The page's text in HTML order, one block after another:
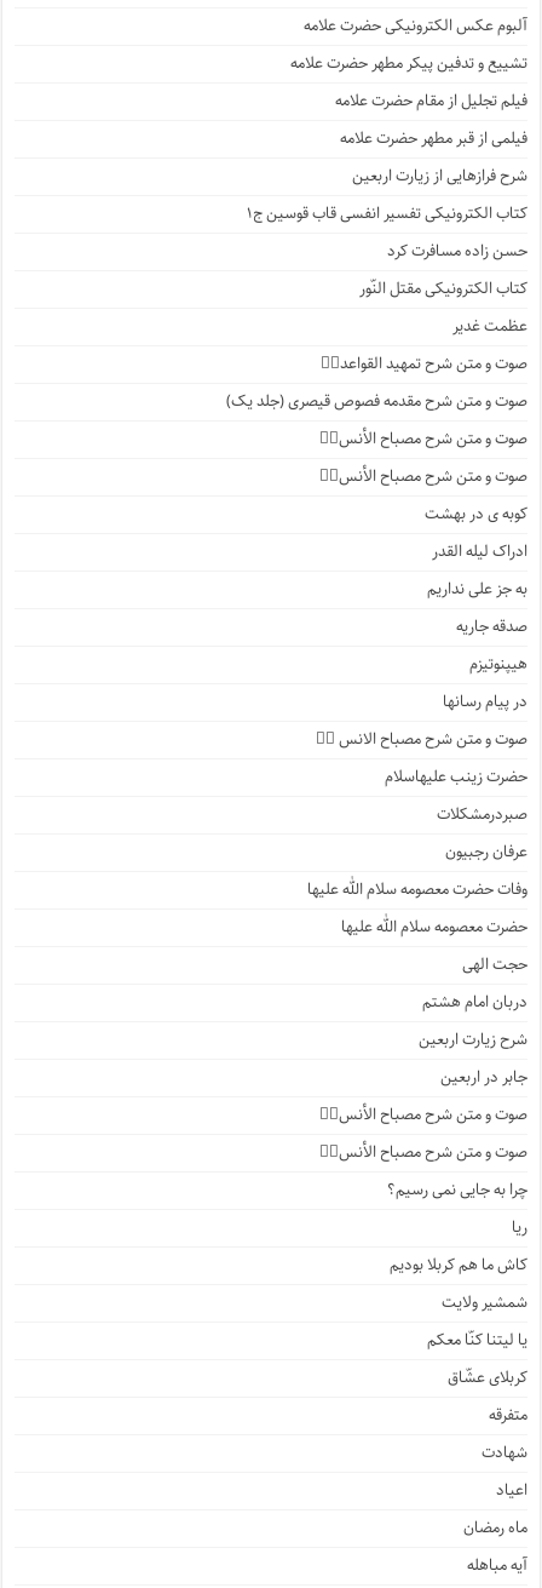
آلبوم عکس الکترونیکی حضرت علامه
تشییع و تدفین پیکر مطهر حضرت علامه
فیلم تجلیل از مقام حضرت علامه
فیلمی از قبر مطهر حضرت علامه
شرح فرازهایی از زیارت اربعین
کتاب الکترونیکی تفسیر انفسی قاب قوسین ج۱
حسن زاده مسافرت کرد
کتاب الکترونیکی مقتل النّور
عظمت غدیر
صوت و متن شرح تمهید القواعد۱️⃣
صوت و متن شرح مقدمه فصوص قیصری (جلد یک)
صوت و متن شرح مصباح الأنس۷️⃣
صوت و متن شرح مصباح الأنس۶️⃣
کوبه ی در بهشت
ادراک لیله القدر
به جز علی نداریم
صدقه جاریه
هیپنوتیزم
در پیام رسانها
صوت و متن شرح مصباح الانس ۵️⃣
حضرت زینب علیهاسلام
صبردرمشکلات
عرفان رجبیون
وفات حضرت معصومه سلام الله علیها
حضرت معصومه سلام الله علیها
حجت الهی
دربان امام هشتم
شرح زیارت اربعین
جابر در اربعین
صوت و متن شرح مصباح الأنس۴️⃣
صوت و متن شرح مصباح الأنس۳️⃣
چرا به جایی نمی رسیم؟
ریا
کاش ما هم کربلا بودیم
شمشیر ولایت
یا لیتنا کنّا معکم
کربلای عشّاق
متفرقه
شهادت
اعیاد
ماه رمضان
آیه مباهله